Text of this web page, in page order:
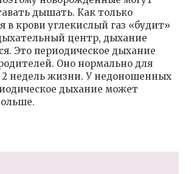
дышать. Как только
в крови углекислый газ «будит»
центр, дыхание
Это периодическое дыхание
Оно нормально для
2 недель жизни. У недоношенных
дыхание может